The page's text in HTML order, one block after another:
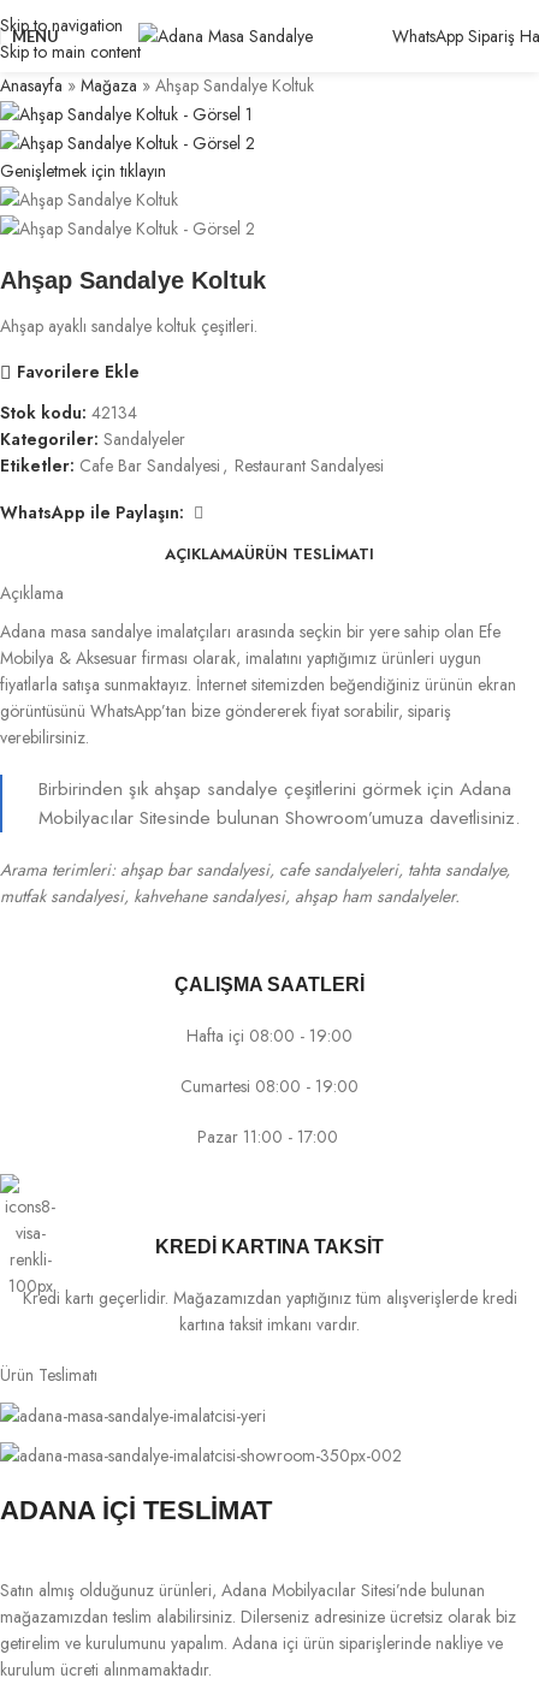
Skip to navigation
Skip to main content
MENU WhatsApp Sipariş
Anasayfa » Mağaza » Ahşap Sandalye Koltuk
Genişletmek için tıklayın
Ahşap Sandalye Koltuk
Ahşap ayaklı sandalye koltuk çeşitleri.
Favorilere Ekle
Stok kodu: 42134
Kategoriler: Sandalyeler
Etiketler: Cafe Bar Sandalyesi , Restaurant Sandalyesi
WhatsApp ile Paylaşın:
AÇIKLAMAÜRÜN TESLIMATI
Açıklama
Adana masa sandalye imalatçıları arasında seçkin bir yere sahip olan Efe
Mobilya & Aksesuar firması olarak, imalatını yaptığımız ürünleri uygun
fiyatlarla satışa sunmaktayız. İnternet sitemizden beğendiğiniz ürünün ekran
görüntüsünü WhatsApp’tan bize göndererek fiyat sorabilir, sipariş
verebilirsiniz.
Birbirinden şık ahşap sandalye çeşitlerini görmek için Adana
Mobilyacılar Sitesinde bulunan Showroom’umuza davetlisiniz.
Arama terimleri: ahşap bar sandalyesi, cafe sandalyeleri, tahta sandalye,
mutfak sandalyesi, kahvehane sandalyesi, ahşap ham sandalyeler.
ÇALIŞMA SAATLERİ
Hafta içi 08:00 - 19:00
Cumartesi 08:00 - 19:00
Pazar 11:00 - 17:00
KREDİ KARTINA TAKSİT
Kredi kartı geçerlidir. Mağazamızdan yaptığınız tüm alışverişlerde kredi
kartına taksit imkanı vardır.
Ürün Teslimatı
ADANA İÇİ TESLİMAT
Satın almış olduğunuz ürünleri, Adana Mobilyacılar Sitesi’nde bulunan
mağazamızdan teslim alabilirsiniz. Dilerseniz adresinize ücretsiz olarak biz
getirelim ve kurulumunu yapalım. Adana içi ürün siparişlerinde nakliye ve
kurulum ücreti alınmamaktadır.